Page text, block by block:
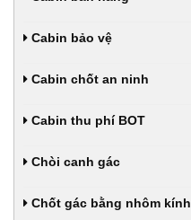
Cabin bảo vệ
Cabin chốt an ninh
Cabin thu phí BOT
Chòi canh gác
Chốt gác bằng nhôm kính